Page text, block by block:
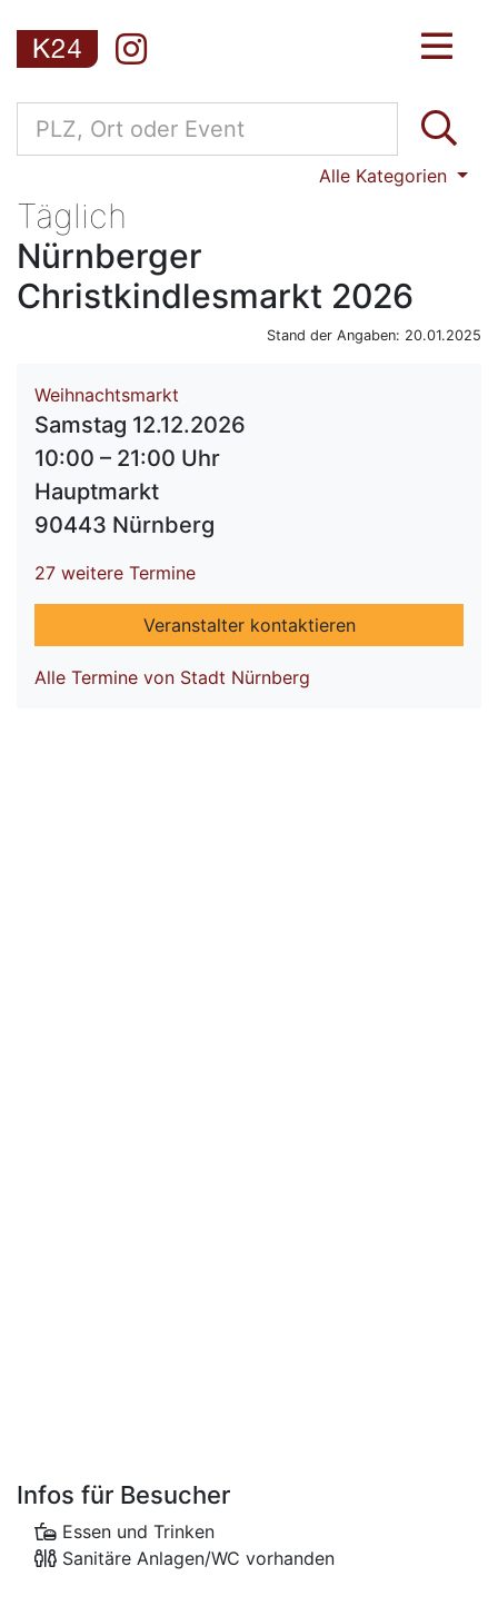
Alle Kategorien
Täglich
Nürnberger
Christkindlesmarkt 2026
Stand der Angaben: 20.01.2025
Weihnachtsmarkt
Samstag 12.12.2026
10:00 – 21:00 Uhr
Hauptmarkt
90443 Nürnberg
27 weitere Termine
Veranstalter kontaktieren
Alle Termine von Stadt Nürnberg
Infos für Besucher
Essen und Trinken
Sanitäre Anlagen/WC vorhanden